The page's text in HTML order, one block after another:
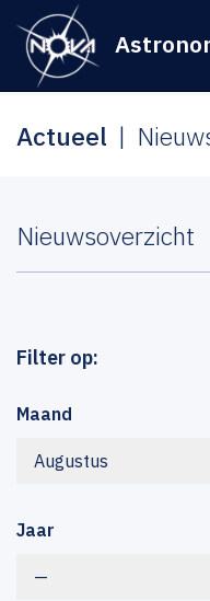
Actueel
Nieuwsoverzicht
Filter op:
Maand
Augustus
Jaar
—